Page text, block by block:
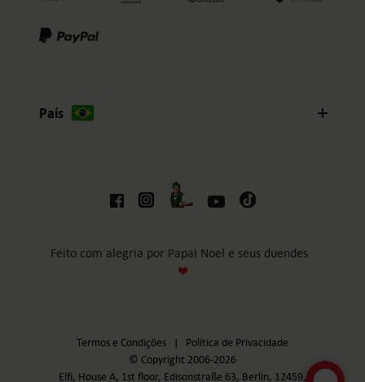
País
Feito com alegria por Papai Noel e seus duendes
Termos e Condições | Política de Privacidade
© Copyright 2006-2026
Elfi, House A, 1st floor, Edisonstraße 63, Berlin, 12459,